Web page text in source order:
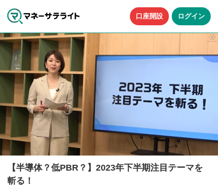
口座開設 ログイン
【半導体？低PBR？】2023年下半期注目テーマを
斬る！